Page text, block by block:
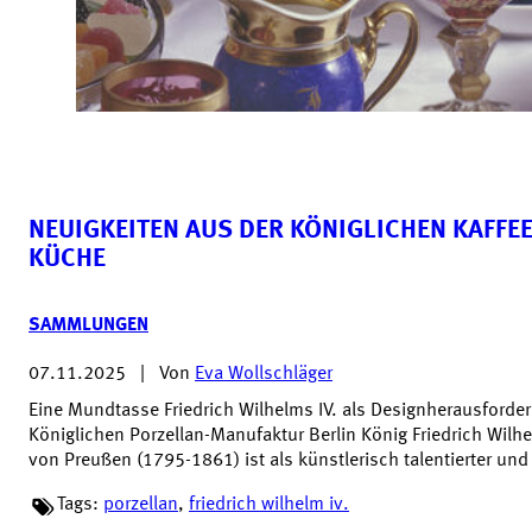
NEUIGKEITEN AUS DER KÖNIGLICHEN
KÜCHE
SAMMLUNGEN
07.11.2025 Von Eva Wollschläger
Eine Mundtasse Friedrich Wilhelms IV. als
Königlichen Porzellan-Manufaktur Berlin König Friedrich
von Preußen (1795-1861) ist als künstlerisch talentierter und
Tags: porzellan, friedrich wilhelm iv.